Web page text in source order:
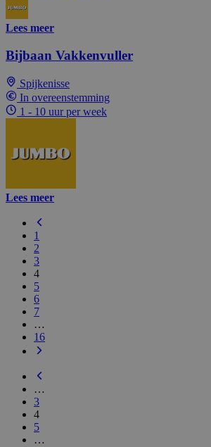
Lees meer
Bijbaan Vakkenvuller
Spijkenisse
In overeenstemming
1 - 10 uur per week
Lees meer
1
2
3
4
5
6
7
…
16
…
3
4
5
…